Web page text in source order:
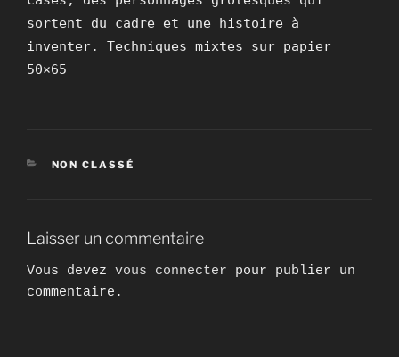
sortent du cadre et une histoire à
inventer. Techniques mixtes sur papier
50×65
CATÉGORIES
NON CLASSÉ
Laisser un commentaire
Vous devez vous connecter pour publier un
commentaire.